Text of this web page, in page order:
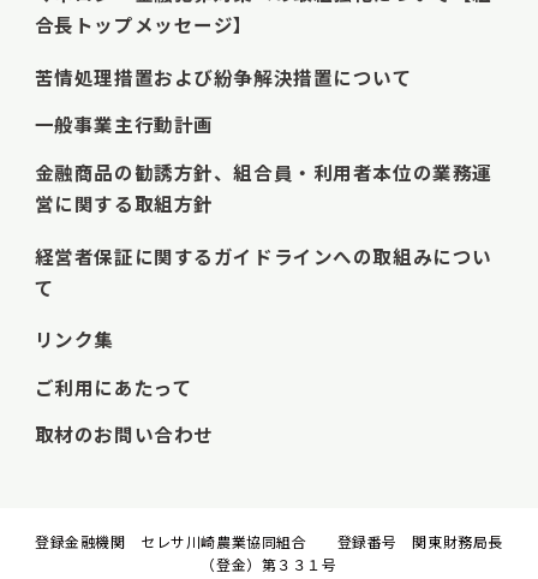
合長トップメッセージ】
苦情処理措置および紛争解決措置について
一般事業主行動計画
金融商品の勧誘方針、組合員・利用者本位の業務運
営に関する取組方針
経営者保証に関するガイドラインへの取組みについ
て
リンク集
ご利用にあたって
取材のお問い合わせ
登録金融機関 セレサ川崎農業協同組合 登録番号 関東財務局長
（登金）第３３１号